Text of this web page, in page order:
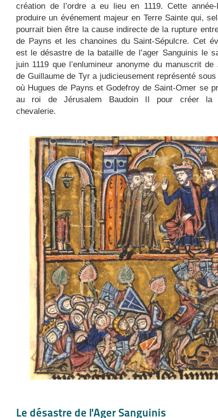
création de l’ordre a eu lieu en 1119. Cette
produire un événement majeur en Terre Sainte qui,
pourrait bien être la cause indirecte de la rupture
de Payns et les chanoines du Saint-Sépulcre. Cet
est le désastre de la bataille de l’ager Sanguinis le
juin 1119 que l’enlumineur anonyme du manuscrit de
de Guillaume de Tyr a judicieusement représenté
où Hugues de Payns et Godefroy de Saint-Omer se
au roi de Jérusalem Baudoin II pour créer la
chevalerie.
Le désastre de l'Ager Sanguinis